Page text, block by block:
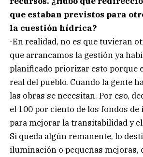
que estaban previstos para
la cuestión hídrica?
-En realidad, no es que tuvieran
que arrancamos la gestión ya
planificado priorizar esto porque
real del pueblo. Cuando la gente
las obras se necesitan. Por eso,
el 100 por ciento de los fondos
para mejorar la transitabilidad y
Si queda algún remanente, lo
iluminación o pequeñas mejoras,